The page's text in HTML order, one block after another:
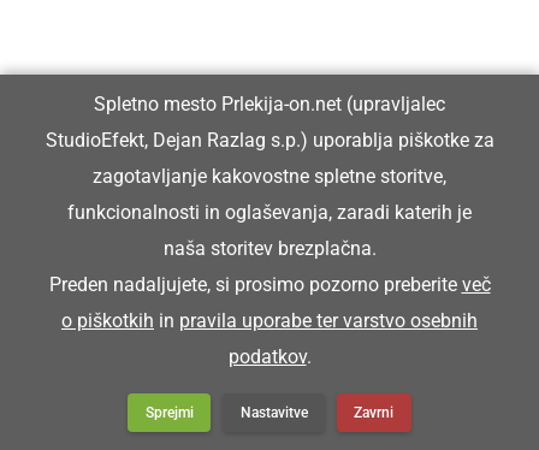
Spletno mesto Prlekija-on.net (upravljalec
StudioEfekt, Dejan Razlag s.p.) uporablja piškotke za
zagotavljanje kakovostne spletne storitve,
funkcionalnosti in oglaševanja, zaradi katerih je
naša storitev brezplačna.
Preden nadaljujete, si prosimo pozorno preberite več
o piškotkih in pravila uporabe ter varstvo osebnih
podatkov.
Sprejmi Nastavitve Zavrni